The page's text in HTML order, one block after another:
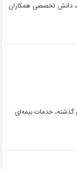
دانش تخصصی همکاران
خدمات بیمه‌ای